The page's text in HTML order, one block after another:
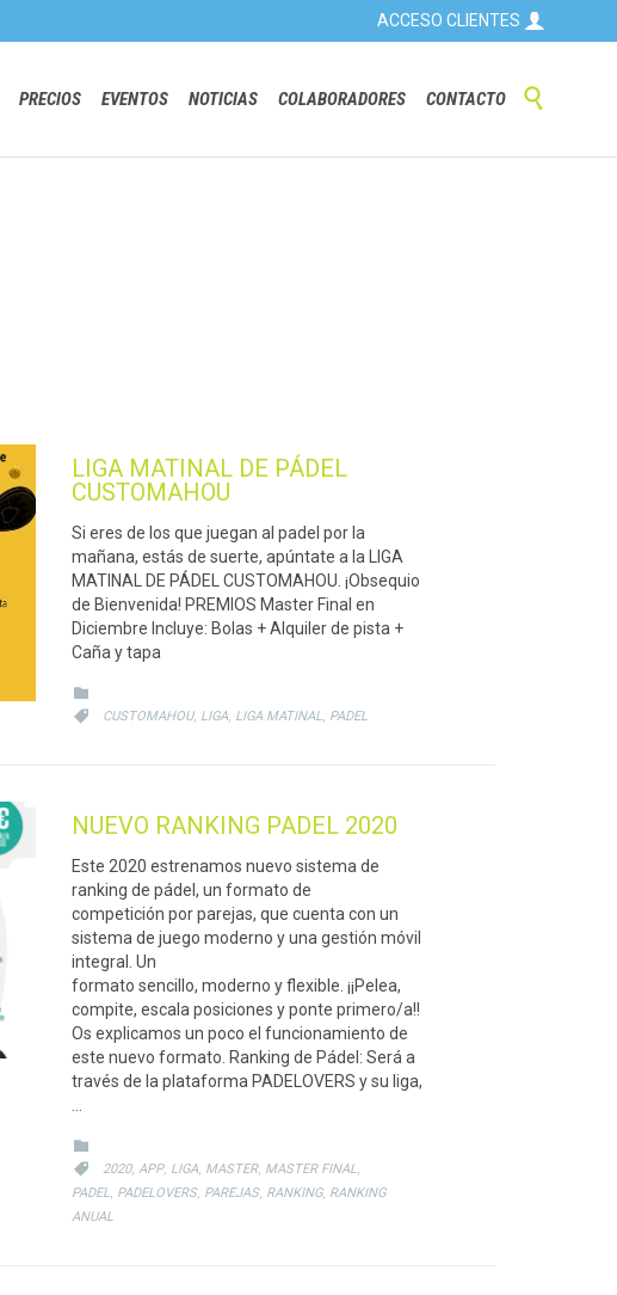
ACCESO CLIENTES 
to
PRECIOS EVENTOS NOTICIAS COLABORADORES CONTACTO 
LIGA MATINAL DE PÁDEL
CUSTOMAHOU
Si eres de los que juegan al padel por la
mañana, estás de suerte, apúntate a la LIGA
MATINAL DE PÁDEL CUSTOMAHOU. ¡Obsequio
de Bienvenida! PREMIOS Master Final en
Diciembre Incluye: Bolas + Alquiler de pista +
Caña y tapa

 CATEGORY
CUSTOMAHOU, LIGA, LIGA MATINAL, PADEL
NUEVO RANKING PADEL 2020
Este 2020 estrenamos nuevo sistema de
ranking de pádel, un formato de
competición por parejas, que cuenta con un
sistema de juego moderno y una gestión móvil
integral. Un
formato sencillo, moderno y flexible. ¡¡Pelea,
compite, escala posiciones y ponte primero/a!!
Os explicamos un poco el funcionamiento de
este nuevo formato. Ranking de Pádel: Será a
través de la plataforma PADELOVERS y su liga,

 CATEGORY
2020, APP, LIGA, MASTER, MASTER FINAL,
PADEL, PADELOVERS, PAREJAS, RANKING, RANKING
ANUAL